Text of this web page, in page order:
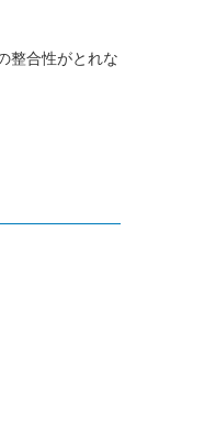
整合性がとれな